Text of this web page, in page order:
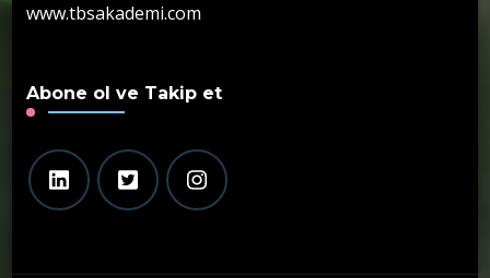
www.tbsakademi.com
Abone ol ve Takip et